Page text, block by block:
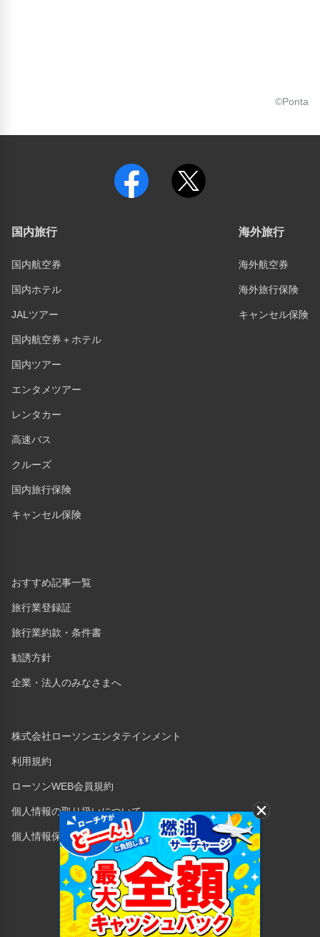
©Ponta
国内旅行
国内航空券
国内ホテル
JALツアー
国内航空券＋ホテル
国内ツアー
エンタメツアー
レンタカー
高速バス
クルーズ
国内旅行保険
キャンセル保険
おすすめ記事一覧
旅行業登録証
旅行業約款・条件書
勧誘方針
企業・法人のみなさまへ
株式会社ローソンエンタテインメント
利用規約
ローソンWEB会員規約
個人情報の取り扱いについて
個人情報保護方針
海外旅行
海外航空券
海外旅行保険
キャンセル保険
Copyright © 1998 Lawson Entertainment, Inc.